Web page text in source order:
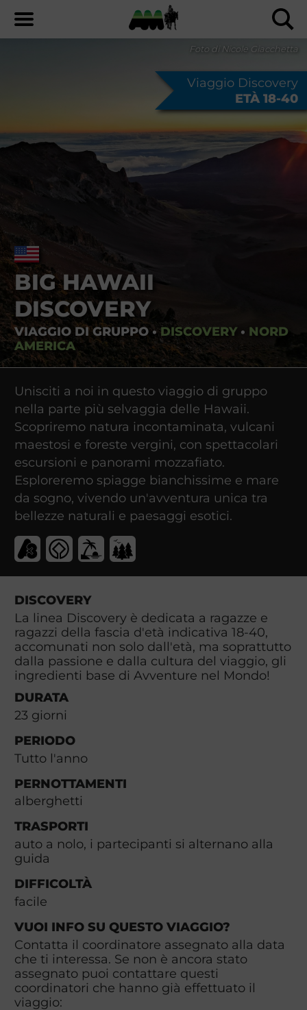
Viaggio Discovery
ETÀ 18-40
BIG HAWAII
DISCOVERY
VIAGGIO DI GRUPPO•DISCOVERY• NORD
AMERICA
Foto di Nicole Giacchetta
Unisciti a noi in questo viaggio di gruppo
nella parte più selvaggia delle Hawaii.
Scopriremo natura incontaminata, vulcani
maestosi e foreste vergini, con spettacolari
escursioni e panorami mozzafiato.
Esploreremo spiagge bianchissime e mare
da sogno, vivendo un'avventura unica tra
bellezze naturali e paesaggi esotici.
DISCOVERY
La linea Discovery è dedicata a ragazze e
ragazzi della fascia d'età indicativa 18-40,
accomunati non solo dall'età, ma soprattutto
dalla passione e dalla cultura del viaggio, gli
ingredienti base di Avventure nel Mondo!
DURATA
23 giorni
PERIODO
Tutto l'anno
PERNOTTAMENTI
alberghetti
TRASPORTI
auto a nolo, i partecipanti si alternano alla
guida
DIFFICOLTÀ
facile
VUOI INFO SU QUESTO VIAGGIO?
Contatta il coordinatore assegnato alla data
che ti interessa. Se non è ancora stato
assegnato puoi contattare questi
coordinatori che hanno già effettuato il
viaggio: